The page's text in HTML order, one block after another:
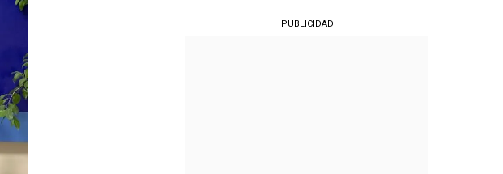
PUBLICIDAD